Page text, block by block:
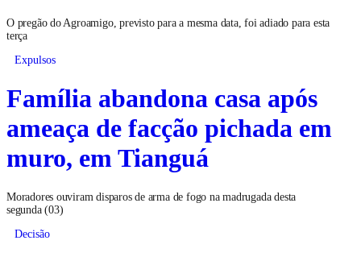
O pregão do Agroamigo, previsto para a mesma data, foi adiado para esta
terça
Expulsos
Família abandona casa após
ameaça de facção pichada em
muro, em Tianguá
Moradores ouviram disparos de arma de fogo na madrugada desta
segunda (03)
Decisão